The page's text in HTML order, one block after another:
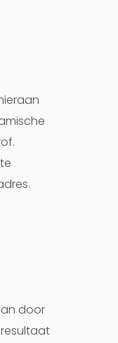
door